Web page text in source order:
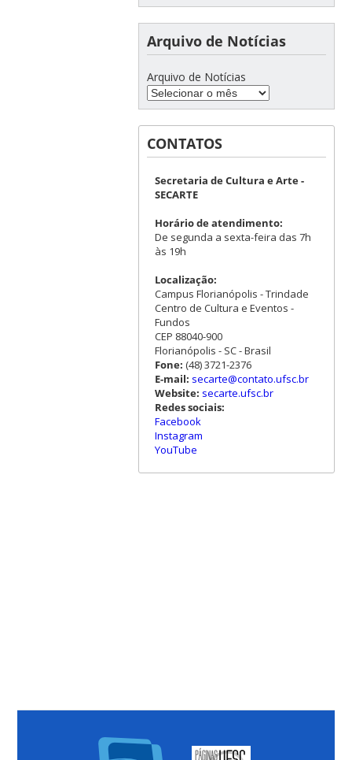
Arquivo de Notícias
Arquivo de Notícias
CONTATOS
Secretaria de Cultura e Arte -
SECARTE
Horário de atendimento:
De segunda a sexta-feira das 7h
às 19h
Localização:
Campus Florianópolis - Trindade
Centro de Cultura e Eventos -
Fundos
CEP 88040-900
Florianópolis - SC - Brasil
Fone: (48) 3721-2376
E-mail: secarte@contato.ufsc.br
Website: secarte.ufsc.br
Redes sociais:
Facebook
Instagram
YouTube